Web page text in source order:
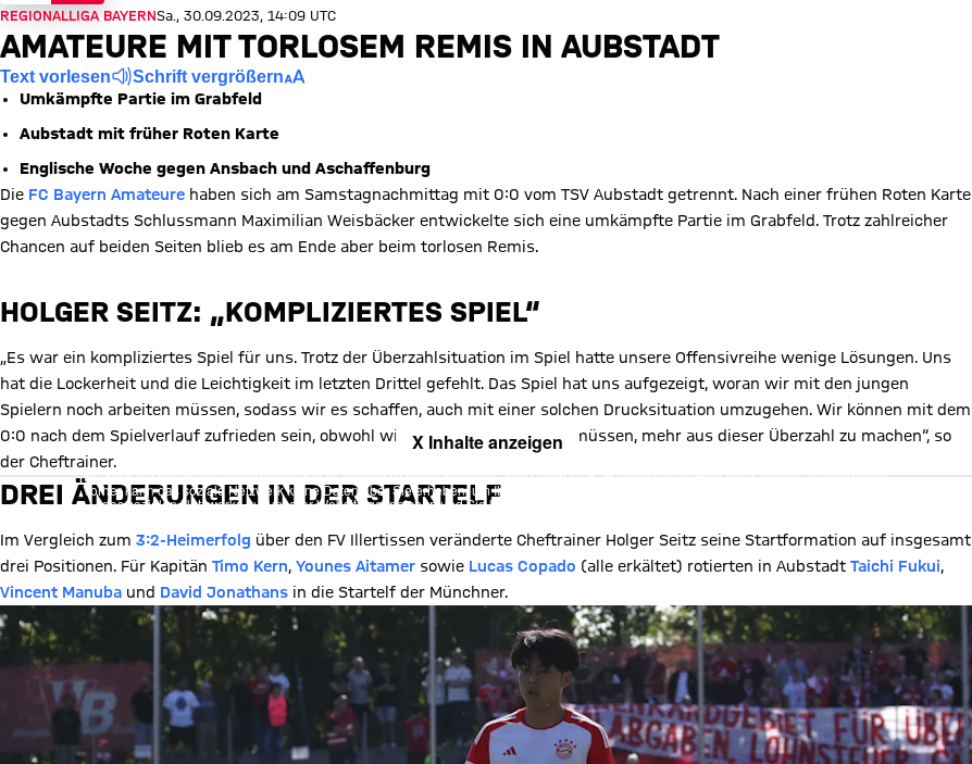
REGIONALLIGA BAYERNSa., 30.09.2023, 14:09 UTC
AMATEURE MIT TORLOSEM REMIS IN AUBSTADT
Text vorlesen Schrift vergrößern
Umkämpfte Partie im Grabfeld
Aubstadt mit früher Roten Karte
Englische Woche gegen Ansbach und Aschaffenburg
Die FC Bayern Amateure haben sich am Samstagnachmittag mit 0:0 vom TSV Aubstadt getrennt. Nach einer frühen Roten Karte
gegen Aubstadts Schlussmann Maximilian Weisbäcker entwickelte sich eine umkämpfte Partie im Grabfeld. Trotz zahlreicher
Chancen auf beiden Seiten blieb es am Ende aber beim torlosen Remis.
HOLGER SEITZ: „KOMPLIZIERTES SPIEL“
„Es war ein kompliziertes Spiel für uns. Trotz der Überzahlsituation im Spiel hatte unsere Offensivreihe wenige Lösungen. Uns
hat die Lockerheit und die Leichtigkeit im letzten Drittel gefehlt. Das Spiel hat uns aufgezeigt, woran wir mit den jungen
Spielern noch arbeiten müssen, sodass wir es schaffen, auch mit einer solchen Drucksituation umzugehen. Wir können mit dem
0:0 nach dem Spielverlauf zufrieden sein, obwohl wir in der Lage dazu sein müssen, mehr aus dieser Überzahl zu machen“, so
der Cheftrainer.
X Inhalte anzeigen
Mit Klick auf den Button ermöglichen Sie es diesem sozialen Netzwerk, Ihre Daten (z. B. IP-Adresse) mit Hilfe von Cookies zu verarbeiten.
Vorher kann das soziale Netzwerk keine Daten über Sie erheben, um Ihnen die Inhalte anzuzeigen. Diese Einstellung wird für alle Inhalte
des sozialen Netzwerks auf unserer Website gespeichert und Sie können dies jederzeit in der
DREI ÄNDERUNGEN IN DER STARTELF
Im Vergleich zum 3:2-Heimerfolg über den FV Illertissen veränderte Cheftrainer Holger Seitz seine Startformation auf insgesamt
drei Positionen. Für Kapitän Timo Kern, Younes Aitamer sowie Lucas Copado (alle erkältet) rotierten in Aubstadt Taichi Fukui,
Vincent Manuba und David Jonathans in die Startelf der Münchner.